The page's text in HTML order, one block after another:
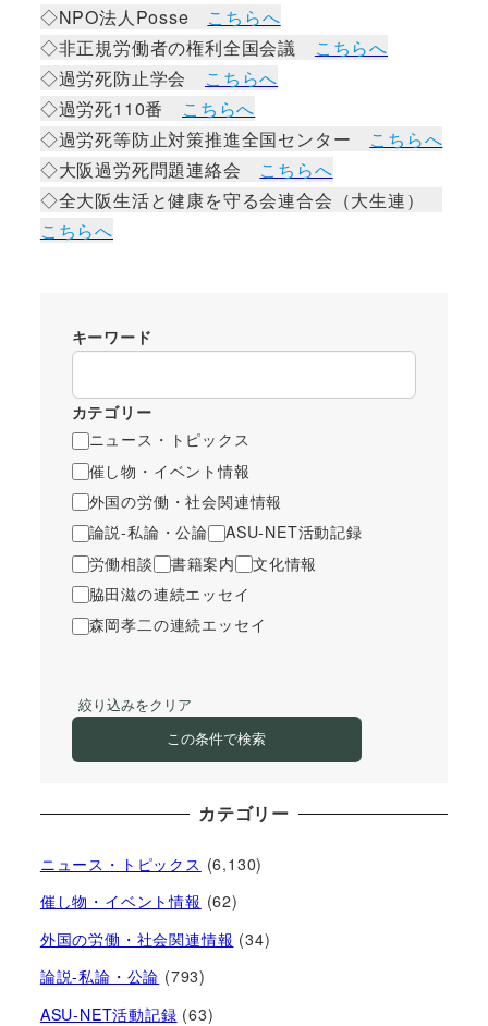
◇NPO法人Posse こちらへ
◇非正規労働者の権利全国会議 こちらへ
◇過労死防止学会 こちらへ
◇過労死110番 こちらへ
◇過労死等防止対策推進全国センター こちらへ
◇大阪過労死問題連絡会 こちらへ
◇全大阪生活と健康を守る会連合会（大生連）
こちらへ
キーワード
カテゴリー
ニュース・トピックス
催し物・イベント情報
外国の労働・社会関連情報
論説-私論・公論
ASU-NET活動記録
労働相談
書籍案内
文化情報
脇田滋の連続エッセイ
森岡孝二の連続エッセイ
絞り込みをクリア
この条件で検索
カテゴリー
ニュース・トピックス (6,130)
催し物・イベント情報 (62)
外国の労働・社会関連情報 (34)
論説-私論・公論 (793)
ASU-NET活動記録 (63)